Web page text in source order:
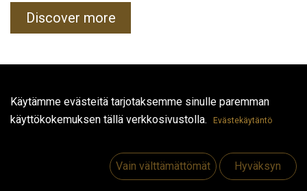
Hyödyllisiä linkkejä
Etusivu
Discover more
Käytämme evästeitä tarjotaksemme sinulle paremman
käyttökokemuksen tällä verkkosivustolla.
Evästekäytäntö
Vain välttämättömät Hyväksyn